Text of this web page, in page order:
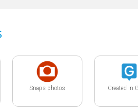
Snaps photos Created in